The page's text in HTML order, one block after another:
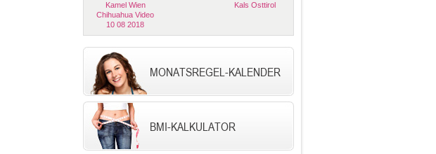
Kamel Wien
Chihuahua Video
10 08 2018
Kals Osttirol
MONATSREGEL-KALENDER
BMI-KALKULATOR